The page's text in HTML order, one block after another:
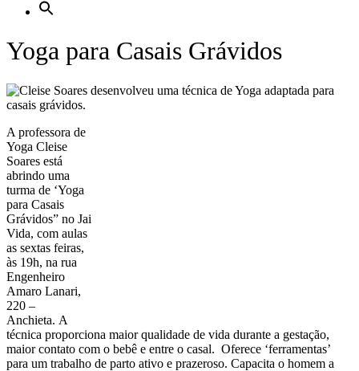
Yoga para Casais Grávidos
A professora de
Yoga Cleise
Soares está
abrindo uma
turma de ‘Yoga
para Casais
Grávidos” no Jai
Vida, com aulas
as sextas feiras,
às 19h, na rua
Engenheiro
Amaro Lanari,
220 –
Anchieta. A
técnica proporciona maior qualidade de vida durante a gestação,
maior contato com o bebê e entre o casal. Oferece ‘ferramentas’
para um trabalho de parto ativo e prazeroso. Capacita o homem a